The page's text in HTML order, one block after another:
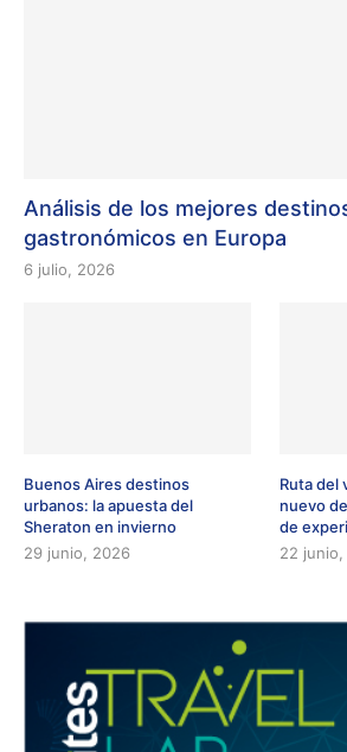
Análisis de los mejores
gastronómicos en Europa
6 julio, 2026
Buenos Aires destinos
urbanos: la apuesta del
Sheraton en invierno
29 junio, 2026
Ruta del
nuevo
de
22